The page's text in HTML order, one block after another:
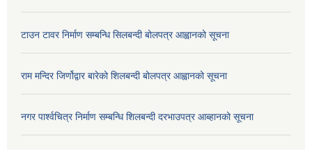
टाउन टावर निर्माण सम्बन्धि सिलबन्दी बोलपत्र आह्वानको सूचना
राम मन्दिर जिर्णोद्वार बारेको शिलबन्दी बोलपत्र आह्वानको सूचना
नगर पार्श्वचित्र निर्माण सम्बन्धि शिलबन्दी दरभाउपत्र आब्हानको सूचना